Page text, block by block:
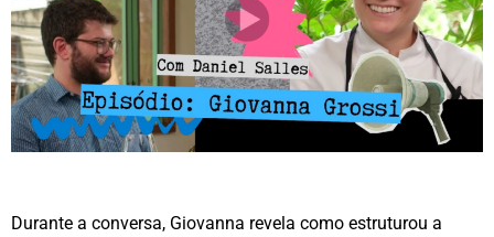
Durante a conversa, Giovanna revela como estruturou a